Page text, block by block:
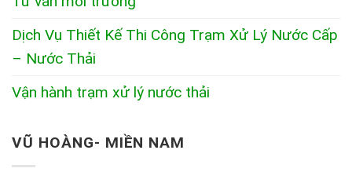
Dịch Vụ Thiết Kế Thi Công Trạm Xử Lý Nước Cấp
– Nước Thải
Vận hành trạm xử lý nước thải
VŨ HOÀNG- MIỀN NAM